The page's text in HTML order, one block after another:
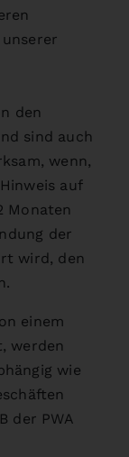
den
sind auch
wenn,
auf
Monaten
der
wird, den
einem
werden
wie
der PWA